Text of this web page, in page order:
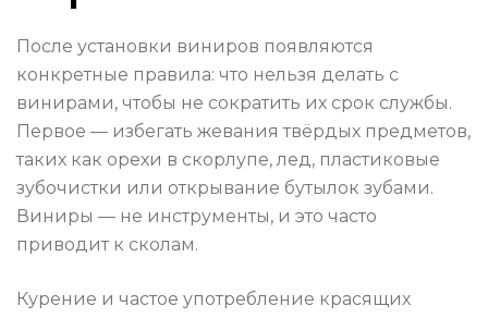
После установки виниров появляются
конкретные правила: что нельзя делать с
винирами, чтобы не сократить их срок службы.
Первое — избегать жевания твёрдых предметов,
таких как орехи в скорлупе, лед, пластиковые
зубочистки или открывание бутылок зубами.
Виниры — не инструменты, и это часто
приводит к сколам.
Курение и частое употребление красящих